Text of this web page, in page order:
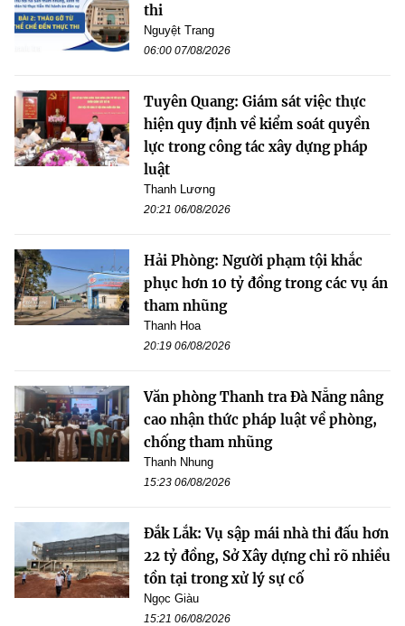
thi
Nguyệt Trang
06:00 07/08/2026
Tuyên Quang: Giám sát việc thực
hiện quy định về kiểm soát quyền
lực trong công tác xây dựng pháp
luật
Thanh Lương
20:21 06/08/2026
Hải Phòng: Người phạm tội khắc
phục hơn 10 tỷ đồng trong các vụ án
tham nhũng
Thanh Hoa
20:19 06/08/2026
Văn phòng Thanh tra Đà Nẵng nâng
cao nhận thức pháp luật về phòng,
chống tham nhũng
Thanh Nhung
15:23 06/08/2026
Đắk Lắk: Vụ sập mái nhà thi đấu hơn
22 tỷ đồng, Sở Xây dựng chỉ rõ nhiều
tồn tại trong xử lý sự cố
Ngọc Giàu
15:21 06/08/2026